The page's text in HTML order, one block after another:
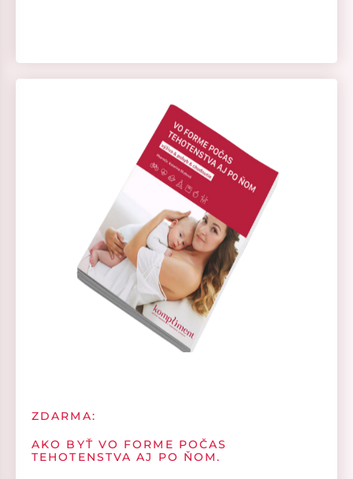
ZDARMA:
AKO BYŤ VO FORME POČAS
TEHOTENSTVA AJ PO ŇOM.